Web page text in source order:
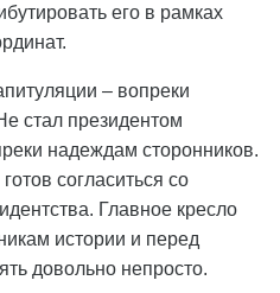
его в рамках
– вопреки
стал президентом
надеждам сторонников.
согласиться со
Главное кресло
истории и перед
довольно непросто.